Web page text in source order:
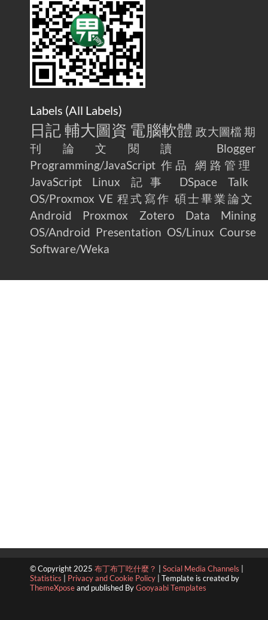
AdGuard Home不只是拿來擋廣告/ AdGuard
Home Is More Than Just an Ad Blocker
Labels (All Labels)
日記 輔大圖資 電腦軟體 政大圖檔 期
刊論文閱讀
Blogger
Programming/JavaScript 作品
網路管理
JavaScript
Linux 記事 DSpace
Talk
OS/Proxmox VE 程式寫作 碩士畢業論文
Android
Proxmox Zotero
Data Mining
OS/Android Presentation OS/Linux Course
Software/Weka
© Copyright 2025 布丁布丁吃什麼？ | Social Media Channels |
Statistics | Privacy and Cookie Policy | Template is created by
ThemeXposeand published ByGooyaabi Templates